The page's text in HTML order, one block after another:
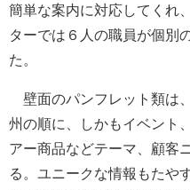
簡単な案内に対応してくれ
ターでは６人の職員が個別
た。
壁面のパンフレット類は
州の順に、しかもイベント
アー商品などテーマ、顧客
る。ユニークな情報もたや